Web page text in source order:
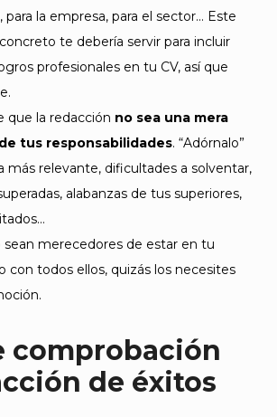
para la empresa, para el sector… Este
te debería servir para incluir
profesionales en tu CV, así que
que la redacción no sea una mera
tus responsabilidades. “Adórnalo”
más relevante, dificultades a solventar,
alabanzas de tus superiores,
sean merecedores de estar en tu
con todos ellos, quizás los necesites
comprobación
de éxitos